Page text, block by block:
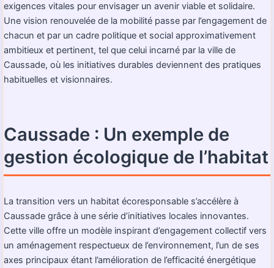
exigences vitales pour envisager un avenir viable et solidaire.
Une vision renouvelée de la mobilité passe par l’engagement de
chacun et par un cadre politique et social approximativement
ambitieux et pertinent, tel que celui incarné par la ville de
Caussade, où les initiatives durables deviennent des pratiques
habituelles et visionnaires.
Caussade : Un exemple de
gestion écologique de l’habitat
La transition vers un habitat écoresponsable s’accélère à
Caussade grâce à une série d’initiatives locales innovantes.
Cette ville offre un modèle inspirant d’engagement collectif vers
un aménagement respectueux de l’environnement, l’un de ses
axes principaux étant l’amélioration de l’efficacité énergétique